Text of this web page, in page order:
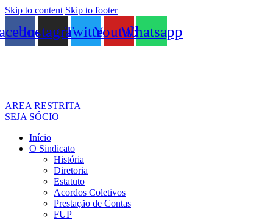
Skip to content Skip to footer
InstagramTwitterYoutubeWhatsapp
AREA RESTRITA
SEJA SÓCIO
Início
O Sindicato
História
Diretoria
Estatuto
Acordos Coletivos
Prestação de Contas
FUP